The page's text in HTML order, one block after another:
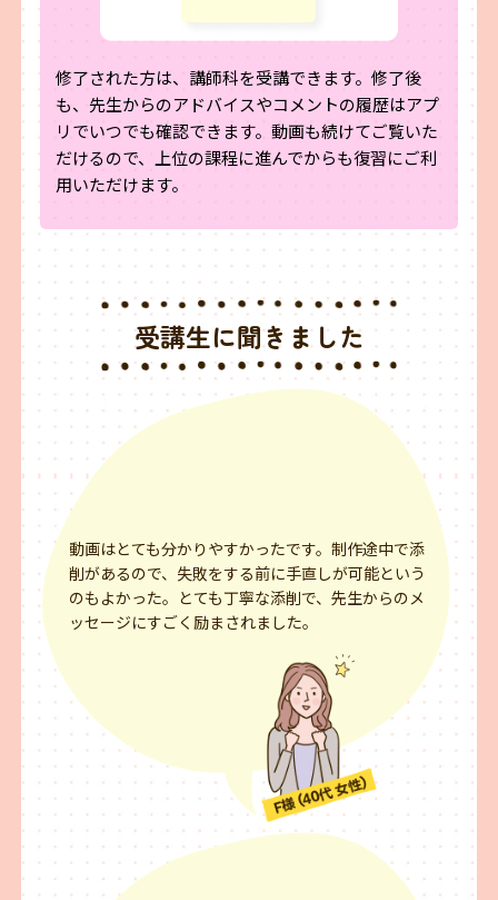
修了された方は、講師科を受講できます。修了後
も、先生からのアドバイスやコメントの履歴はアプ
リでいつでも確認できます。動画も続けてご覧いた
だけるので、上位の課程に進んでからも復習にご利
用いただけます。
受講生に聞きました
動画はとても分かりやすかったです。制作途中で添
削があるので、失敗をする前に手直しが可能という
のもよかった。とても丁寧な添削で、先生からのメ
ッセージにすごく励まされました。⁨⁩⁨⁩